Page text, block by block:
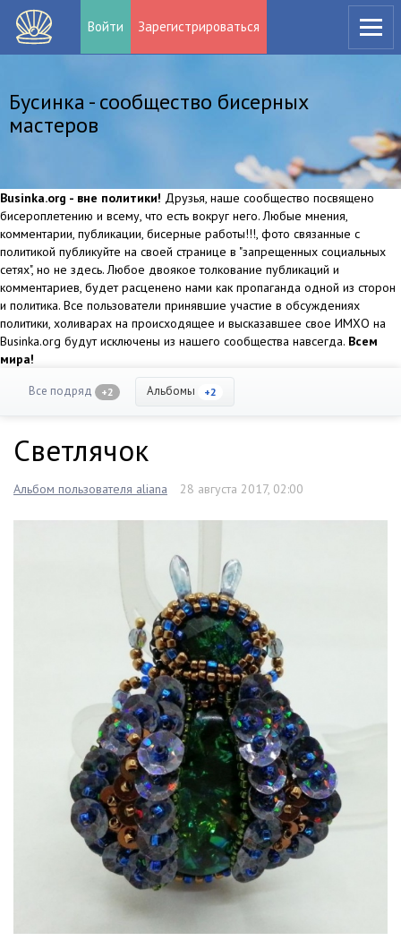
Войти Зарегистрироваться
Бусинка - сообщество бисерных
мастеров
Businka.org - вне политики! Друзья, наше сообщество посвящено
бисероплетению и всему, что есть вокруг него. Любые мнения,
комментарии, публикации, бисерные работы!!!, фото связанные с
политикой публикуйте на своей странице в "запрещенных социальных
сетях", но не здесь. Любое двоякое толкование публикаций и
комментариев, будет расценено нами как пропаганда одной из сторон
и политика. Все пользователи принявшие участие в обсуждениях
политики, холиварах на происходящее и высказавшее свое ИМХО на
Businka.org будут исключены из нашего сообщества навсегда. Всем
мира!
Все подряд +2 Альбомы +2
Светлячок
Альбом пользователя aliana 28 августа 2017, 02:00